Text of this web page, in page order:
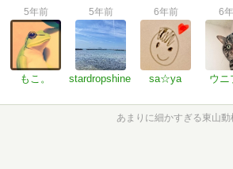
5年前
もこ。
5年前
stardropshine
6年前
sa☆ya
6
ウニ
あまりに細かすぎる東山